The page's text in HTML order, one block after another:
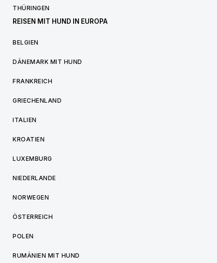
THÜRINGEN
REISEN MIT HUND IN EUROPA
BELGIEN
DÄNEMARK MIT HUND
FRANKREICH
GRIECHENLAND
ITALIEN
KROATIEN
LUXEMBURG
NIEDERLANDE
NORWEGEN
ÖSTERREICH
POLEN
RUMÄNIEN MIT HUND